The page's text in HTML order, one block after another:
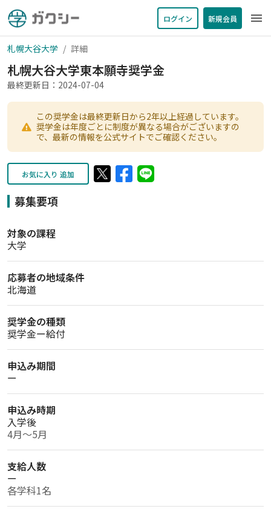
ログイン 新規会員 menu
札幌大谷大学 詳細
札幌大谷大学東本願寺奨学金
最終更新日：2024-07-04
この奨学金は最終更新日から2年以上経過しています。
奨学金は年度ごとに制度が異なる場合がございますの
で、最新の情報を公式サイトでご確認ください。
お気に入り 追加
募集要項
対象の課程
大学
応募者の地域条件
北海道
奨学金の種類
奨学金ー給付
申込み期間
ー
申込み時期
入学後
4月〜5月
支給人数
ー
各学科1名